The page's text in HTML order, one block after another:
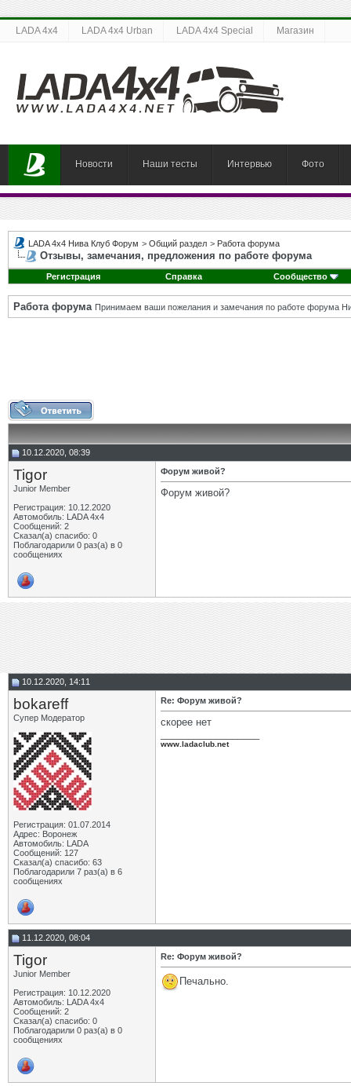
LADA 4x4 LADA 4x4 Urban LADA 4x4 Special Магазин
Новости Наши тесты Интервью Фото
LADA 4x4 Нива Клуб Форум > Общий раздел > Работа форума
Отзывы, замечания, предложения по работе форума
Регистрация Справка Сообщество
Работа форума Принимаем ваши пожелания и замечания по работе форума
10.12.2020, 08:39
Tigor
Junior Member
Регистрация: 10.12.2020
Автомобиль: LADA 4x4
Сообщений: 2
Сказал(а) спасибо: 0
Поблагодарили 0 раз(а) в 0
сообщениях
Форум живой?
Форум живой?
10.12.2020, 14:11
bokareff
Супер Модератор
Регистрация: 01.07.2014
Адрес: Воронеж
Автомобиль: LADA
Сообщений: 127
Сказал(а) спасибо: 63
Поблагодарили 7 раз(а) в 6
сообщениях
Re: Форум живой?
скорее нет
www.ladaclub.net
11.12.2020, 08:04
Tigor
Junior Member
Регистрация: 10.12.2020
Автомобиль: LADA 4x4
Сообщений: 2
Сказал(а) спасибо: 0
Поблагодарили 0 раз(а) в 0
сообщениях
Re: Форум живой?
Печально.